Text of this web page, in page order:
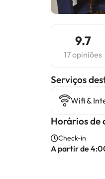
9.7
17 opiniões
Serviços
Wifi &
Horários de
Check-in
A partir de